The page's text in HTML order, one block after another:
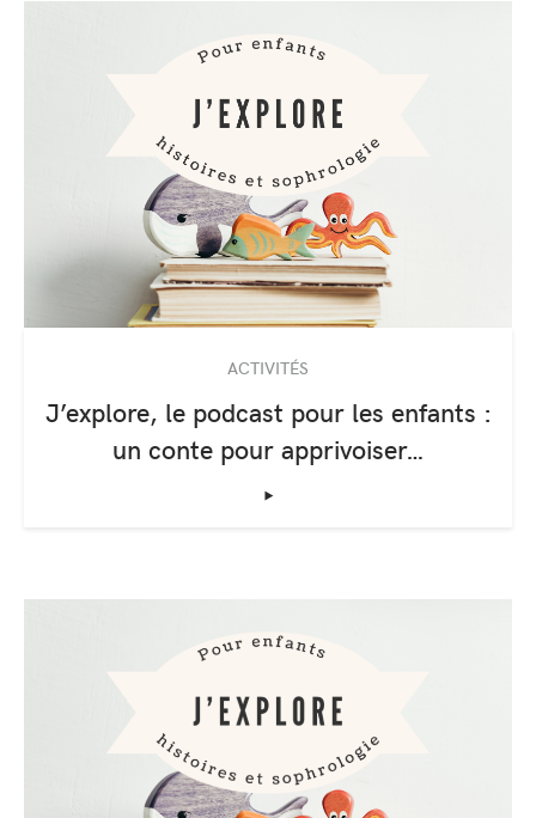
ACTIVITÉS
J’explore, le podcast pour les enfants :
un conte pour apprivoiser…
‣